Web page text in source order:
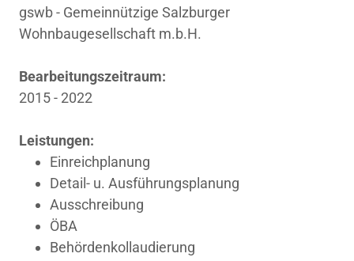
gswb - Gemeinnützige Salzburger
Wohnbaugesellschaft m.b.H.
Bearbeitungszeitraum:
2015 - 2022
Leistungen:
Einreichplanung
Detail- u. Ausführungsplanung
Ausschreibung
ÖBA
Behördenkollaudierung